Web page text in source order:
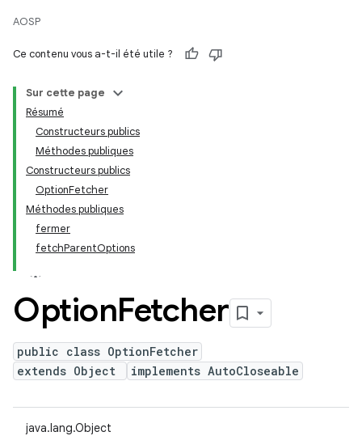
AOSP
Ce contenu vous a-t-il été utile ?
Sur cette page
Résumé
Constructeurs publics
Méthodes publiques
Constructeurs publics
OptionFetcher
Méthodes publiques
fermer
fetchParentOptions
OptionFetcher
public class OptionFetcher
extends Object
implements AutoCloseable
java.lang.Object